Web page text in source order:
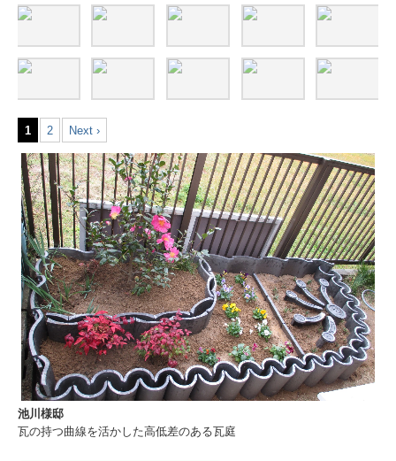
1 2 Next ›
池川様邸
瓦の持つ曲線を活かした高低差のある瓦庭